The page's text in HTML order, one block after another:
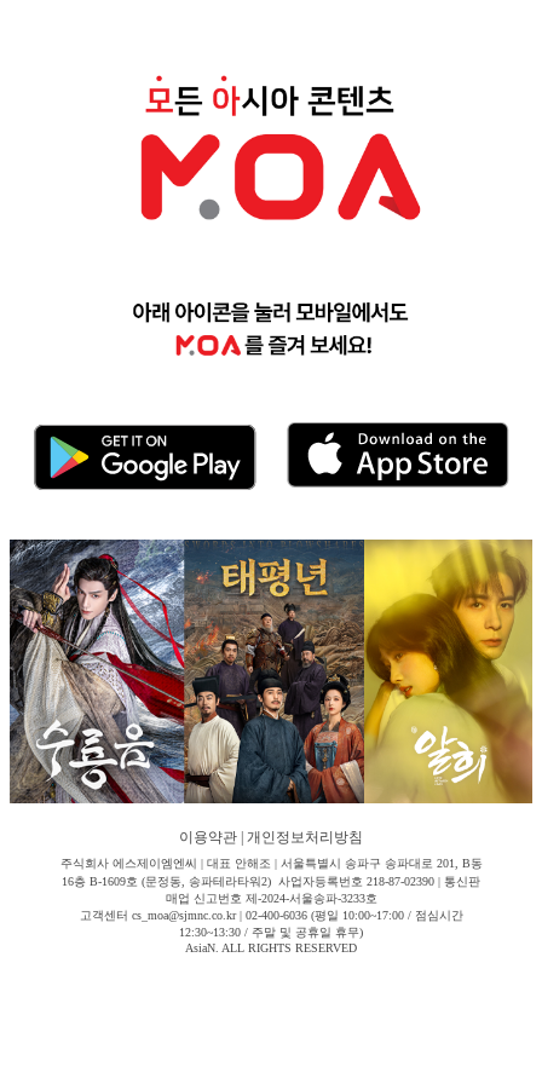
이용약관 개인정보처리방침
주식회사 에스제이엠엔씨 | 대표 안해조 | 서울특별시 송파구 송파대로 201, B동
16층 B-1609호 (문정동, 송파테라타워2) 사업자등록번호 218-87-02390 | 통신판
매업 신고번호 제-2024-서울송파-3233호
고객센터 cs_moa@sjmnc.co.kr | 02-400-6036 (평일 10:00~17:00 / 점심시간
12:30~13:30 / 주말 및 공휴일 휴무)
AsiaN. ALL RIGHTS RESERVED